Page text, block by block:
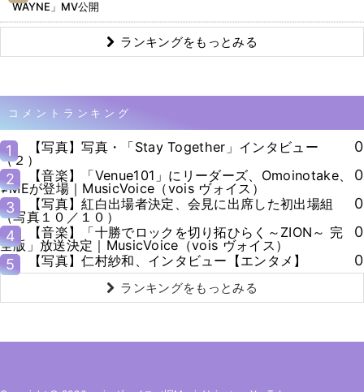
WAYNE」MV公開
ランキングをもっとみる
コメントランキング
1
【写真】写真・「Stay Together」インタビュー
（２）
0
2
【音楽】「Venue101」にリーダーズ、Omoinotake、
≠MEが登場｜MusicVoice（vois ヴォイス）
0
3
【写真】紅白出場者決定、会見に出席した初出場組
（写真１０／１０）
0
4
【音楽】「十勝でロックを切り拓ひらく～ZION～ 完
全版」放送決定｜MusicVoice（vois ヴォイス）
0
5
【写真】仁村紗和、インタビュー【エンタメ】 0
ランキングをもっとみる